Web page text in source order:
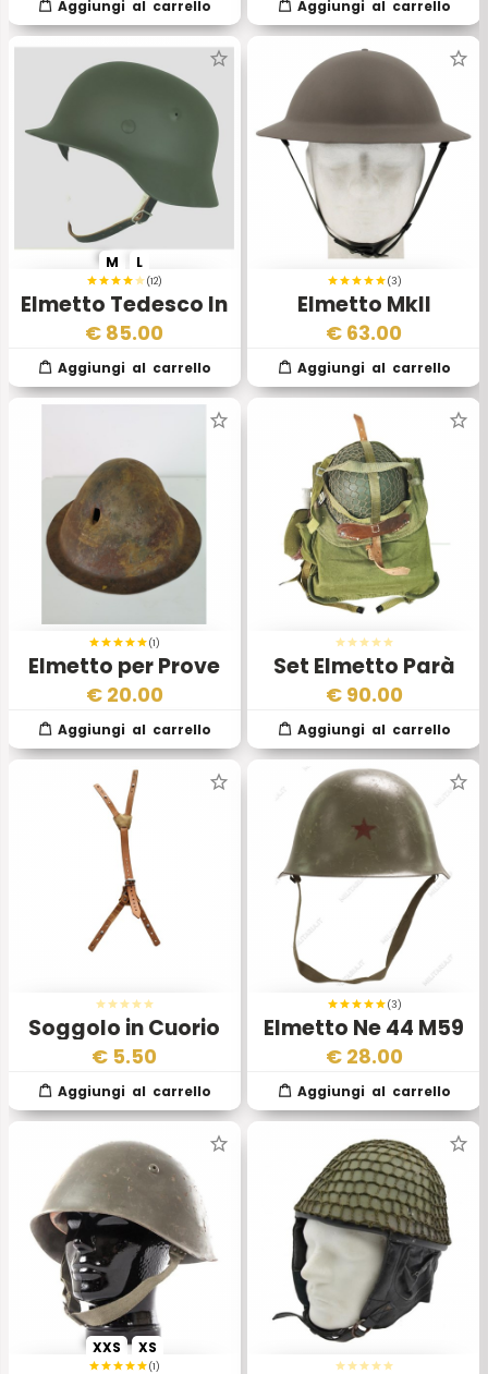
(12)
Elmetto Tedesco In
Acciaio
M L
€ 85.00
(3)
Elmetto MkII
Esercito Inglese
€ 63.00
(1)
Elmetto per Prove
Balistiche
€ 20.00
Set Elmetto Parà
Zaino e Borraccia
Esercito Popolare
Rumeno
€ 90.00
Soggolo in Cuorio
per Elmetto Esercito
Tedesco Orientale
€ 5.50
(3)
Elmetto Ne 44 M59
Neretva Jna
€ 28.00
(1)
XXS XS